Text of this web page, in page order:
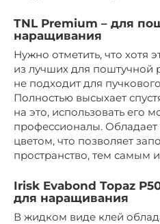
TNL Premium – для
наращивания
Нужно отметить, что хотя
из лучших для поштучной
не подходит для
Полностью высыхает
на это, использовать его
профессионалы.
цветом, что позволяет
пространство, тем самым
Irisk Evabond Topaz
для наращивания
В жидком виде клей